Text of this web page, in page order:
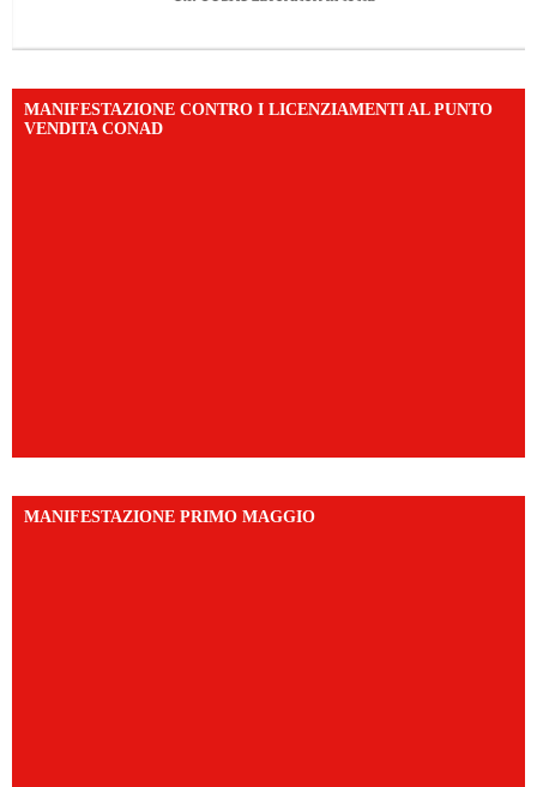
MANIFESTAZIONE CONTRO I LICENZIAMENTI AL PUNTO
VENDITA CONAD
MANIFESTAZIONE PRIMO MAGGIO